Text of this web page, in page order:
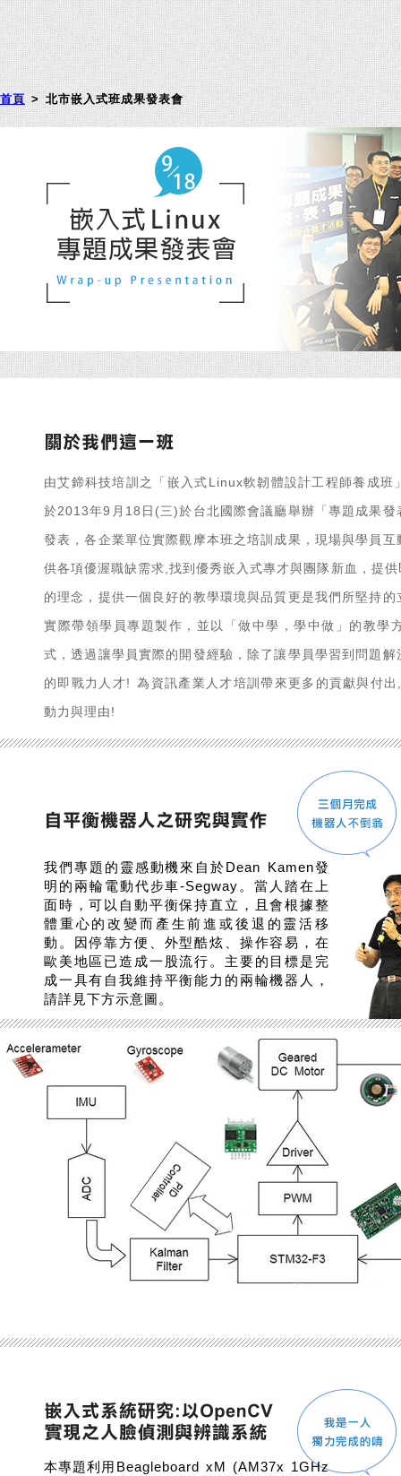
首頁> 北市嵌入式班成果發表會
由艾鍗科技培訓之「嵌入式Linux軟韌體設計工程師養成
於2013年9月18日(三)於台北國際會議廳舉辦「專題成果
發表，各企業單位實際觀摩本班之培訓成果，現場與學員
供各項優渥職缺需求,找到優秀嵌入式專才與團隊新血，提
的理念，提供一個良好的教學環境與品質更是我們所堅持
實際帶領學員專題製作，並以「做中學，學中做」的教學
式，透過讓學員實際的開發經驗，除了讓學員學習到問題
的即戰力人才! 為資訊產業人才培訓帶來更多的貢獻與付
動力與理由!
我們專題的靈感動機來自於Dean Kamen發
明的兩輪電動代步車-Segway。當人踏在上
面時，可以自動平衡保持直立，且會根據整
體重心的改變而產生前進或後退的靈活移
動。因停靠方便、外型酷炫、操作容易，在
歐美地區已造成一股流行。主要的目標是完
成一具有自我維持平衡能力的兩輪機器人，
請詳見下方示意圖。
本專題利用Beagleboard xM (AM37x 1GHz